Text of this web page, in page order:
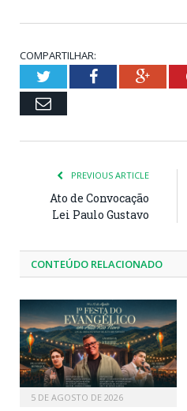
COMPARTILHAR:
TwitterFacebook
Email
PREVIOUS ARTICLE
Ato de Convocação
Lei Paulo Gustavo
CONTEÚDO RELACIONADO
5 DE AGOSTO DE 2026